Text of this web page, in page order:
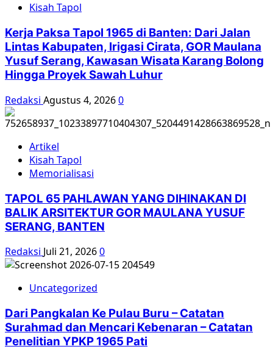
dan
Mengawetkan
Ketakutan
Kisah Tapol
Kerja Paksa Tapol 1965 di Banten: Dari Jalan
Lintas Kabupaten, Irigasi Cirata, GOR Maulana
Yusuf Serang, Kawasan Wisata Karang Bolong
Hingga Proyek Sawah Luhur
Redaksi Agustus 4, 20260
Artikel
Kisah Tapol
Memorialisasi
TAPOL 65 PAHLAWAN YANG DIHINAKAN DI
BALIK ARSITEKTUR GOR MAULANA YUSUF
SERANG, BANTEN
Redaksi Juli 21, 20260
Uncategorized
Dari Pangkalan Ke Pulau Buru – Catatan
Surahmad dan Mencari Kebenaran – Catatan
Penelitian YPKP 1965 Pati